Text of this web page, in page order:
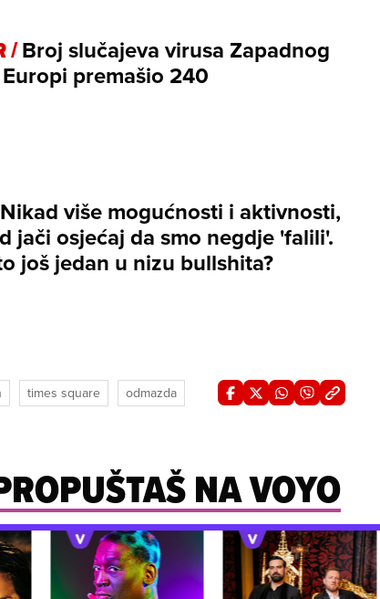
/Broj slučajeva virusa Zapadnog
premašio 240
Nikad više mogućnosti i aktivnosti,
jači osjećaj da smo negdje 'falili'.
još jedan u nizu bullshita?
times square odmazda
NA VOYO